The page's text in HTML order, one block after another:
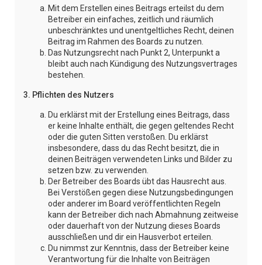
Mit dem Erstellen eines Beitrags erteilst du dem
Betreiber ein einfaches, zeitlich und räumlich
unbeschränktes und unentgeltliches Recht, deinen
Beitrag im Rahmen des Boards zu nutzen.
Das Nutzungsrecht nach Punkt 2, Unterpunkt a
bleibt auch nach Kündigung des Nutzungsvertrages
bestehen.
3. Pflichten des Nutzers
Du erklärst mit der Erstellung eines Beitrags, dass
er keine Inhalte enthält, die gegen geltendes Recht
oder die guten Sitten verstoßen. Du erklärst
insbesondere, dass du das Recht besitzt, die in
deinen Beiträgen verwendeten Links und Bilder zu
setzen bzw. zu verwenden.
Der Betreiber des Boards übt das Hausrecht aus.
Bei Verstößen gegen diese Nutzungsbedingungen
oder anderer im Board veröffentlichten Regeln
kann der Betreiber dich nach Abmahnung zeitweise
oder dauerhaft von der Nutzung dieses Boards
ausschließen und dir ein Hausverbot erteilen.
Du nimmst zur Kenntnis, dass der Betreiber keine
Verantwortung für die Inhalte von Beiträgen